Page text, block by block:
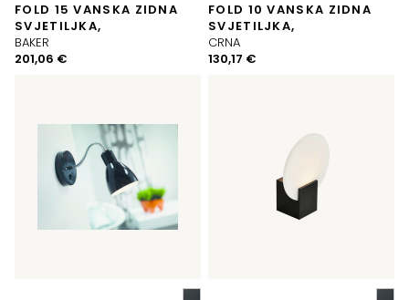
FOLD 15 VANSKA ZIDNA
SVJETILJKA,
BAKER
201,06 €
FOLD 10 VANSKA ZIDNA
SVJETILJKA,
CRNA
130,17 €